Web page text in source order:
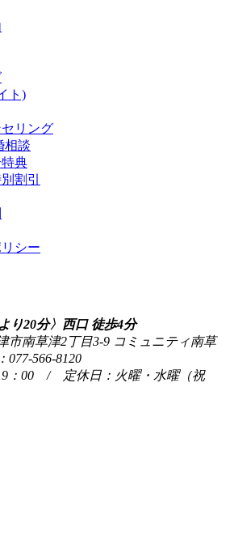
ト)
リング
相談
典
割引
シー
り20分〉西口 徒歩4分
市南草津2丁目3-9 コミュニティ南草
566-8120
：00 / 定休日：火曜・水曜（祝